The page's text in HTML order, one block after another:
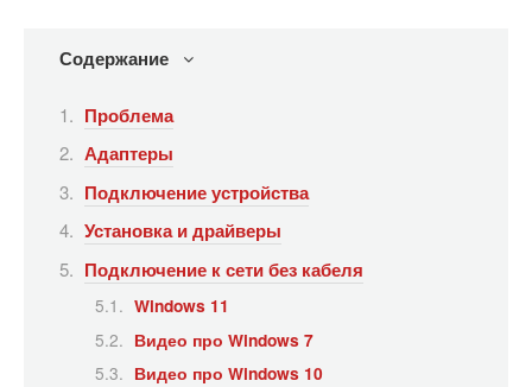
Содержание
Проблема
Адаптеры
Подключение устройства
Установка и драйверы
Подключение к сети без кабеля
Windows 11
Видео про Windows 7
Видео про Windows 10